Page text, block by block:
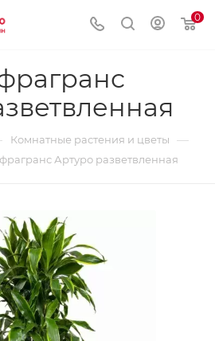
0
Комнатные растения и цветы —
Артуро разветвленная